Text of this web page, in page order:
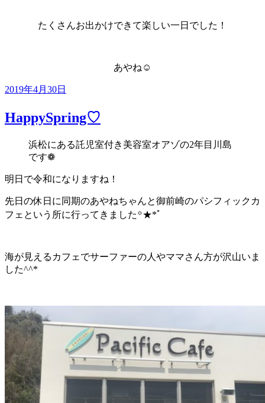
たくさんお出かけできて楽しい一日でした！
あやね☺︎
投
日:
2019年4月30日
HappySpring♡
浜松にある託児室付き美容室オアゾの2年目川島
です❁
明日で令和になりますね！
先日の休日に同期のあやねちゃんと御前崎のパシフィックカ
フェという所に行ってきました꙳★*ﾟ
海が見えるカフェでサーファーの人やママさん方が沢山いま
した^^*